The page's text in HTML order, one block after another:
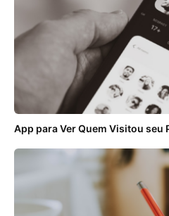
App para Ver Quem Visitou seu